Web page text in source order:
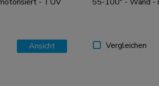
Ansicht Vergleichen